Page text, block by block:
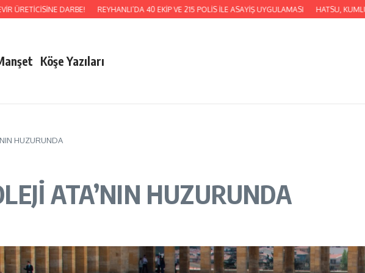
DARBE! REYHANLI’DA 40 EKİP VE 215 POLİS İLE ASAYİŞ UYGULAMASI HATSU, KUMLU BATI
Köşe Yazıları
HUZURUNDA
ATA’NIN HUZURUNDA